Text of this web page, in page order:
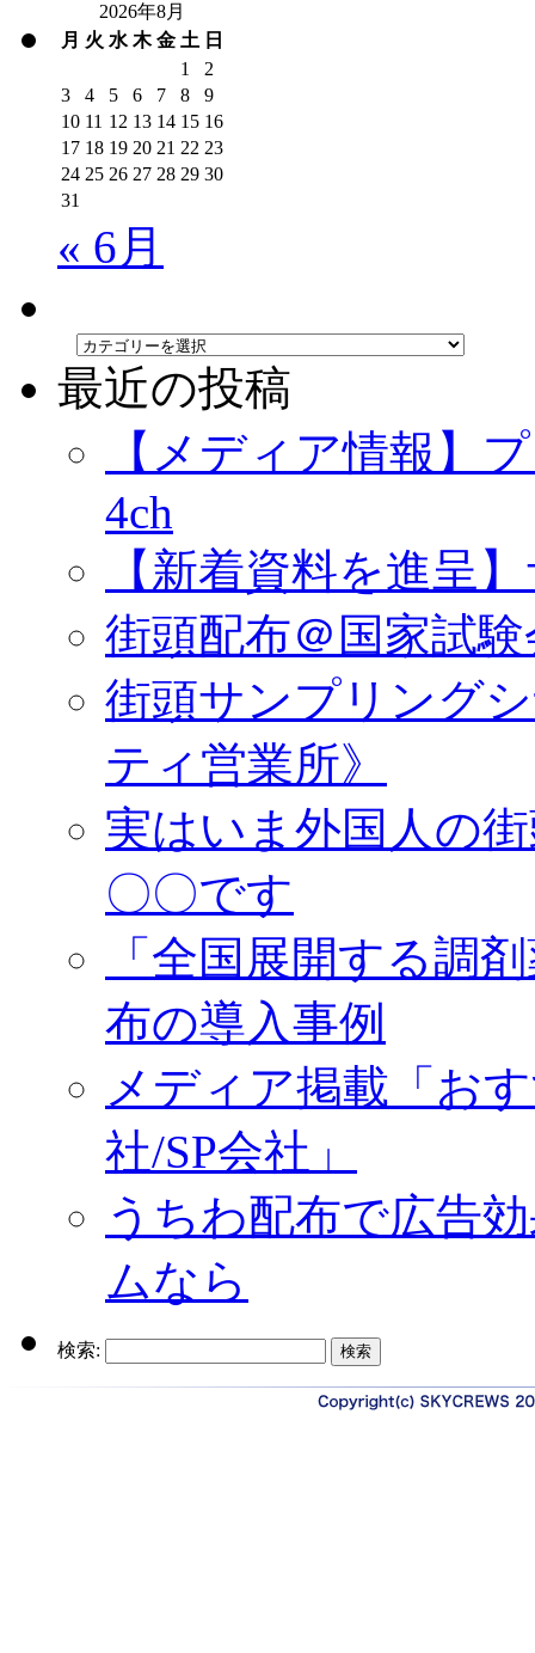
2026年8月
月 火 水 木 金 土 日
1
2
3
4 5 6 7 8
9
10 11 12 13 14 15 16
17 18 19 20 21 22 23
24 25 26 27 28 29 30
31
« 6月
最近の投稿
【メディア情報】
4ch
【新着資料を進呈
街頭配布＠国家試
街頭サンプリング
ティ営業所》
実はいま外国人の
〇〇です
「全国展開する調
布の導入事例
メディア掲載「お
社/SP会社」
うちわ配布で広告
ムなら
検索: